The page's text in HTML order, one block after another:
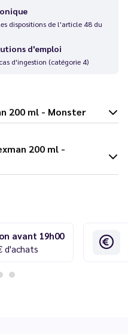
dispositions de l'article 48 du
d'emploi
d'ingestion (catégorie 4)
200 ml - Monster
avant 19h00
d'achats